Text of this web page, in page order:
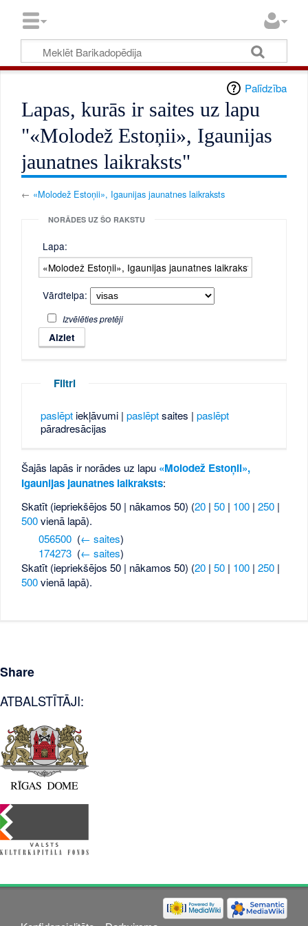
Palīdzība
Lapas, kurās ir saites uz lapu
"«Molodež Estoņii», Igaunijas
jaunatnes laikraksts"
← «Molodež Estoņii», Igaunijas jaunatnes laikraksts
NORĀDES UZ ŠO RAKSTU
Lapa:
Vārdtelpa:
Izvēlēties pretēji
Filtri
paslēptiekļāvumi | paslēptsaites | paslēpt
pāradresācijas
Šajās lapās ir norādes uz lapu «Molodež Estoņii»,
Igaunijas jaunatnes laikraksts:
Skatīt (iepriekšējos 50 | nākamos 50) (20 |50 | 100 |250 |
500vienā lapā).
056500‎ (← saites)
174273‎ (← saites)
Skatīt (iepriekšējos 50 | nākamos 50) (20 |50 | 100 |250 |
500vienā lapā).
Share
ATBALSTĪTĀJI: